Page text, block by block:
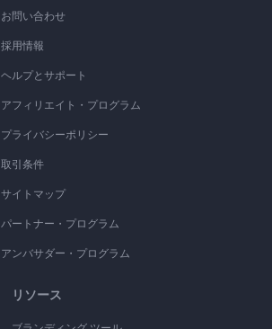
お問い合わせ
採用情報
ヘルプとサポート
アフィリエイト・プログラム
プライバシーポリシー
取引条件
サイトマップ
パートナー・プログラム
アンバサダー・プログラム
リソース